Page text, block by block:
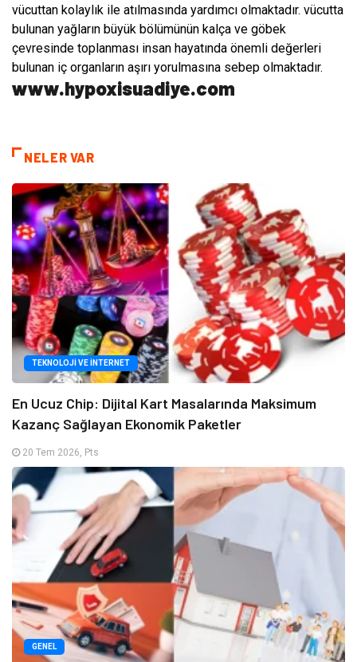
vücuttan kolaylık ile atılmasında yardımcı olmaktadır. vücutta
bulunan yağların büyük bölümünün kalça ve göbek
çevresinde toplanması insan hayatında önemli değerleri
bulunan iç organların aşırı yorulmasına sebep olmaktadır.
www.hypoxisuadiye.com
NELER VAR
TEKNOLOJI VE İNTERNET
En Ucuz Chip: Dijital Kart Masalarında Maksimum
Kazanç Sağlayan Ekonomik Paketler
20 Tem 2026, Pts
GENEL